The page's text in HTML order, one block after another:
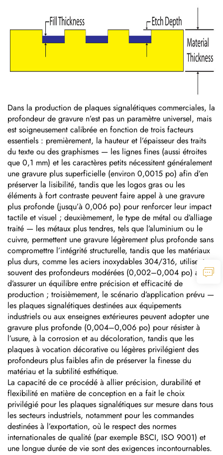
Dans la production de plaques signalétiques commerciales, la
profondeur de gravure n’est pas un paramètre universel, mais
est soigneusement calibrée en fonction de trois facteurs
essentiels : premièrement, la hauteur et l’épaisseur des traits
du texte ou des graphismes — les lignes fines (aussi étroites
que 0,1 mm) et les caractères petits nécessitent généralement
une gravure plus superficielle (environ 0,0015 po) afin d’en
préserver la lisibilité, tandis que les logos gras ou les
éléments à fort contraste peuvent faire appel à une gravure
plus profonde (jusqu’à 0,006 po) pour renforcer leur impact
tactile et visuel ; deuxièmement, le type de métal ou d’alliage
traité — les métaux plus tendres, tels que l’aluminium ou le
cuivre, permettent une gravure légèrement plus profonde sans
compromettre l’intégrité structurelle, tandis que les matériaux
plus durs, comme les aciers inoxydables 304/316, utilisent
souvent des profondeurs modérées (0,002–0,004 po) afin
d’assurer un équilibre entre précision et efficacité de
production ; troisièmement, le scénario d’application prévu —
les plaques signalétiques destinées aux équipements
industriels ou aux enseignes extérieures peuvent adopter une
gravure plus profonde (0,004–0,006 po) pour résister à
l’usure, à la corrosion et au décoloration, tandis que les
plaques à vocation décorative ou légères privilégient des
profondeurs plus faibles afin de préserver la finesse du
matériau et la subtilité esthétique.
La capacité de ce procédé à allier précision, durabilité et
flexibilité en matière de conception en a fait le choix
privilégié pour les plaques signalétiques sur mesure dans tous
les secteurs industriels, notamment pour les commandes
destinées à l’exportation, où le respect des normes
internationales de qualité (par exemple BSCI, ISO 9001) et
une longue durée de vie sont des exigences incontournables.